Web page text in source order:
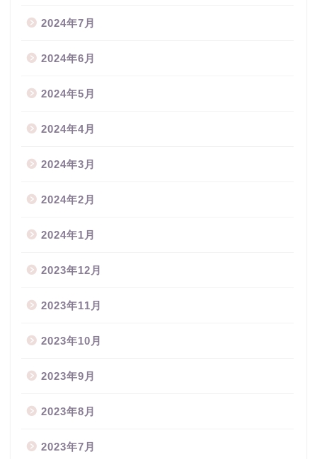
2024年7月
2024年6月
2024年5月
2024年4月
2024年3月
2024年2月
2024年1月
2023年12月
2023年11月
2023年10月
2023年9月
2023年8月
2023年7月